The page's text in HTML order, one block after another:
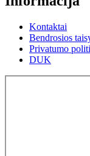
Kontaktai
Bendrosios
Privatumo
DUK